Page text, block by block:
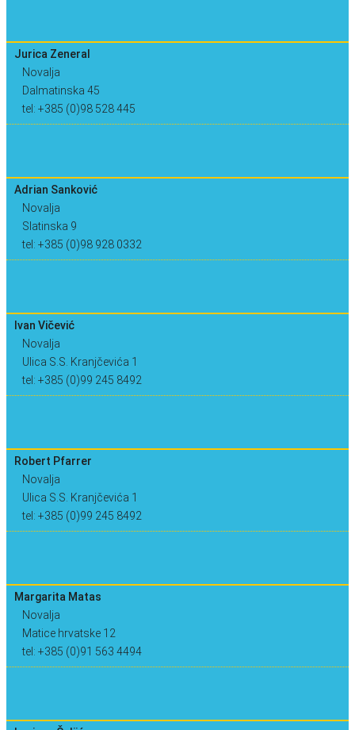
Jurica Zeneral
Novalja
Dalmatinska 45
tel: +385 (0)98 528 445
Adrian Sanković
Novalja
Slatinska 9
tel: +385 (0)98 928 0332
Ivan Vičević
Novalja
Ulica S.S. Kranjčevića 1
tel: +385 (0)99 245 8492
Robert Pfarrer
Novalja
Ulica S.S. Kranjčevića 1
tel: +385 (0)99 245 8492
Margarita Matas
Novalja
Matice hrvatske 12
tel: +385 (0)91 563 4494